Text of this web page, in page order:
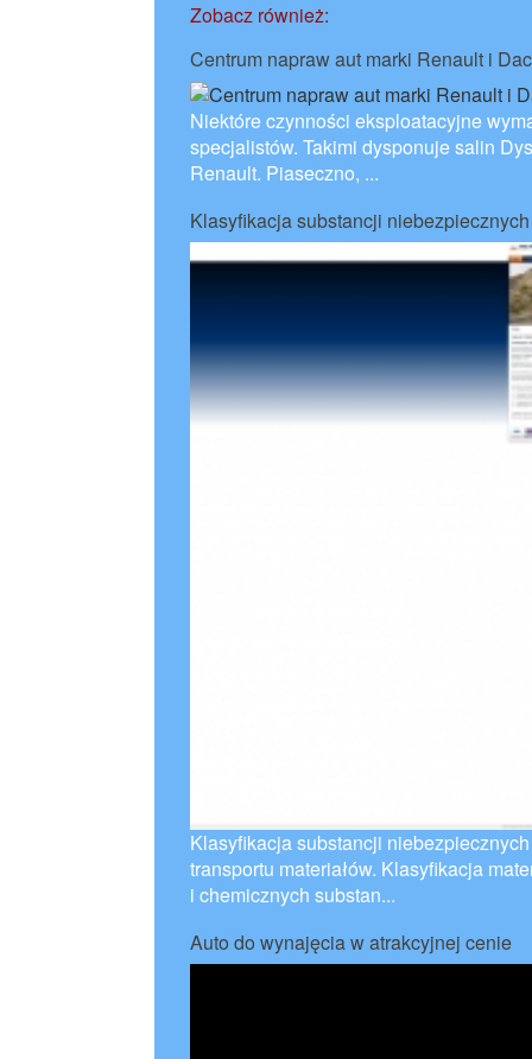
Zobacz również:
Centrum napraw aut marki Renault i
Niektóre czynności eksploatacyjne
specjalistów. Takimi dysponuje salin
Renault. Piaseczno, ...
Klasyfikacja substancji
Klasyfikacja substancji
transportu materiałów. Klasyfikacja
i chemicznych substan...
Auto do wynajęcia w atrakcyjnej cenie